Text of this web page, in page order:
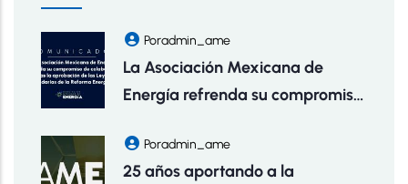
PorAdmin_ame
La Asociación Mexicana de
Energía refrenda su compromiso
aprobación de las Leyes
Secundarias de la Reforma
PorAdmin_ame
25 años aportando a la